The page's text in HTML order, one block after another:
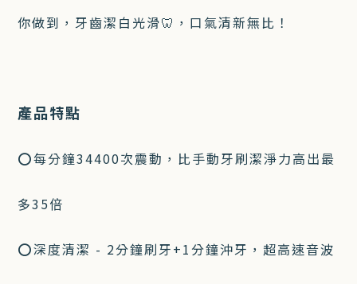
你做到，牙齒潔白光滑🦷，口氣清新無比！
產品特點
⭕每分鐘34400次震動，比手動牙刷潔淨力高出最
多35倍
⭕深度清潔 - 2分鐘刷牙+1分鐘沖牙，超高速音波